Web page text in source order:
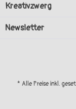
Kreativzwerg
Newsletter
* Alle Preise inkl.